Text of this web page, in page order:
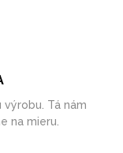
výrobu. Tá nám
na mieru.